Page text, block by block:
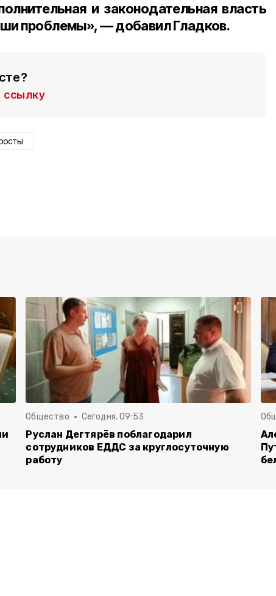
и законодательная власть
проблемы», — добавил Гладков.
ссылку
Общество Сегодня, 09:53
Руслан Дегтярёв поблагодарил
сотрудников ЕДДС за круглосуточную
работу